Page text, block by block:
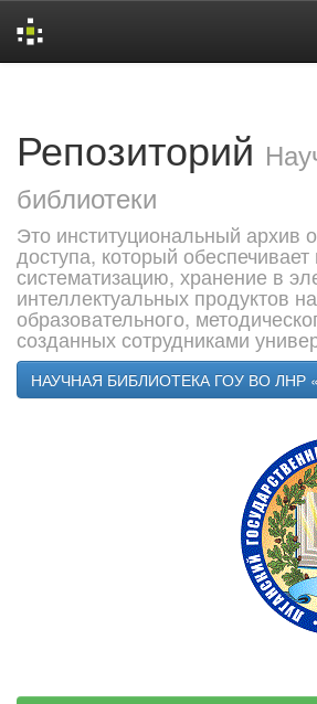
Репозиторий
библиотеки
Это институциональный архив
доступа, который
систематизацию, хранение в
интеллектуальных продуктов
образовательного,
созданных сотрудниками
НАУЧНАЯ БИБЛИОТЕКА ГОУ ВО ЛНР